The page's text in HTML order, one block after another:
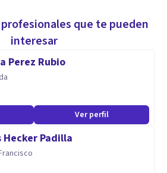
que te pueden
interesar
Perez Rubio
Ver perfil
Hecker Padilla